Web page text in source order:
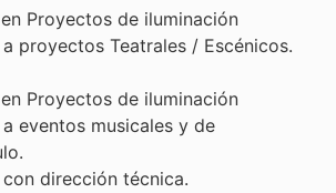
Proyectos de iluminación
proyectos Teatrales / Escénicos.
Proyectos de iluminación
eventos musicales y de
dirección técnica.